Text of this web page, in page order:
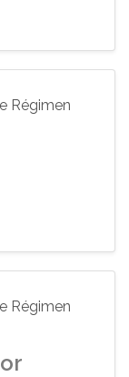
Régimen
Régimen